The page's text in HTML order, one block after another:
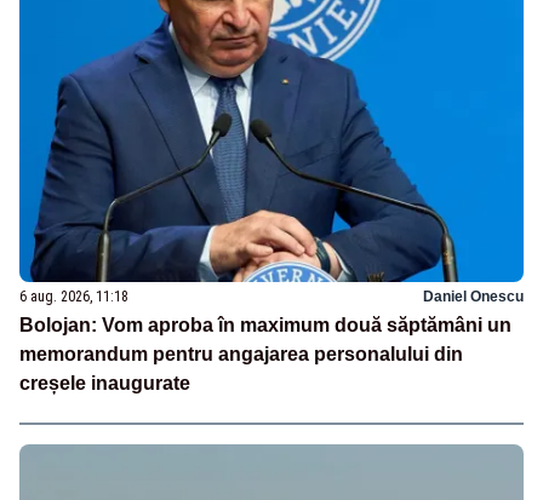
6 aug. 2026, 11:18 Daniel Onescu
Bolojan: Vom aproba în maximum două săptămâni un
memorandum pentru angajarea personalului din
creșele inaugurate